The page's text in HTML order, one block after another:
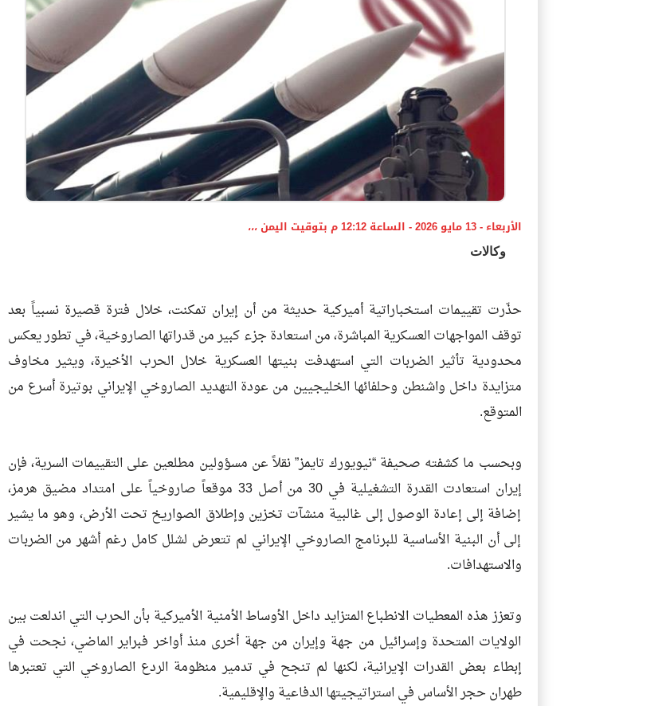
الأربعاء - 13 مايو 2026 - الساعة 12:12 م بتوقيت اليمن ،،،
وكالات
حذّرت تقييمات استخباراتية أميركية حديثة من أن إيران تمكنت، خلال فترة قصيرة نسبياً بعد
توقف المواجهات العسكرية المباشرة، من استعادة جزء كبير من قدراتها الصاروخية، في تطور يعكس
محدودية تأثير الضربات التي استهدفت بنيتها العسكرية خلال الحرب الأخيرة، ويثير مخاوف
متزايدة داخل واشنطن وحلفائها الخليجيين من عودة التهديد الصاروخي الإيراني بوتيرة أسرع من
المتوقع.
وبحسب ما كشفته صحيفة “نيويورك تايمز” نقلاً عن مسؤولين مطلعين على التقييمات السرية، فإن
إيران استعادت القدرة التشغيلية في 30 من أصل 33 موقعاً صاروخياً على امتداد مضيق هرمز،
إضافة إلى إعادة الوصول إلى غالبية منشآت تخزين وإطلاق الصواريخ تحت الأرض، وهو ما يشير
إلى أن البنية الأساسية للبرنامج الصاروخي الإيراني لم تتعرض لشلل كامل رغم أشهر من الضربات
والاستهدافات.
وتعزز هذه المعطيات الانطباع المتزايد داخل الأوساط الأمنية الأميركية بأن الحرب التي اندلعت بين
الولايات المتحدة وإسرائيل من جهة وإيران من جهة أخرى منذ أواخر فبراير الماضي، نجحت في
إبطاء بعض القدرات الإيرانية، لكنها لم تنجح في تدمير منظومة الردع الصاروخي التي تعتبرها
طهران حجر الأساس في استراتيجيتها الدفاعية والإقليمية.